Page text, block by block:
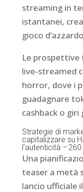
streaming in
istantanei,
gioco
Le prospettive
live‑streamed
horror, dove i
guadagnare
cashback o
Strategie di
capitalizzare su
l’autenticità –
Una
teaser a metà
lancio ufficiale